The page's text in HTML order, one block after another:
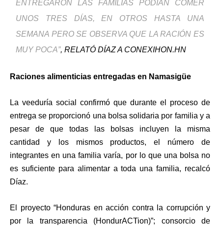
ENTREGARON LAS FAMILIAS PODÍAN COMER
UNOS TRES DÍAS, EN OTROS HASTA UNA
SEMANA PERO SE OBSERVA QUE LA RACIÓN ES
MUY POCA”, RELATÓ DÍAZ A CONEXIHON.HN
Raciones alimenticias entregadas en Namasigüe
La veeduría social confirmó que durante el proceso de
entrega se proporcionó una bolsa solidaria por familia y a
pesar de que todas las bolsas incluyen la misma
cantidad y los mismos productos, el número de
integrantes en una familia varía, por lo que una bolsa no
es suficiente para alimentar a toda una familia, recalcó
Díaz.
El proyecto “Honduras en acción contra la corrupción y
por la transparencia (HondurACTion)”; consorcio de